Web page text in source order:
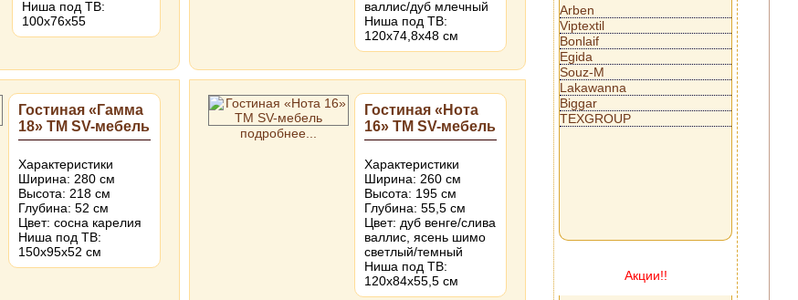
Ниша под ТВ:
100х76х55
валлис/дуб млечный
Ниша под ТВ:
120х74,8х48 см
Гостиная «Гамма
18» ТМ SV-мебель
Характеристики
Ширина: 280 см
Высота: 218 см
Глубина: 52 см
Цвет: сосна карелия
Ниша под ТВ:
150х95х52 см
подробнее...
Гостиная «Нота
16» ТМ SV-мебель
Характеристики
Ширина: 260 см
Высота: 195 см
Глубина: 55,5 см
Цвет: дуб венге/слива
валлис, ясень шимо
светлый/темный
Ниша под ТВ:
120х84х55,5 см
Arben
Viptextil
Bonlaif
Egida
Souz-M
Lakawanna
Biggar
TEXGROUP
Акции!!